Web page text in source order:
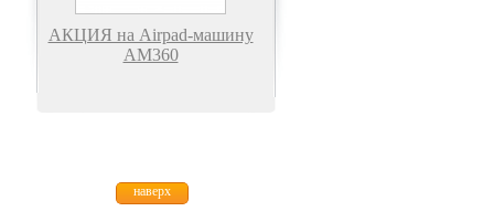
АКЦИЯ на Airpad-машину
АМ360
наверх